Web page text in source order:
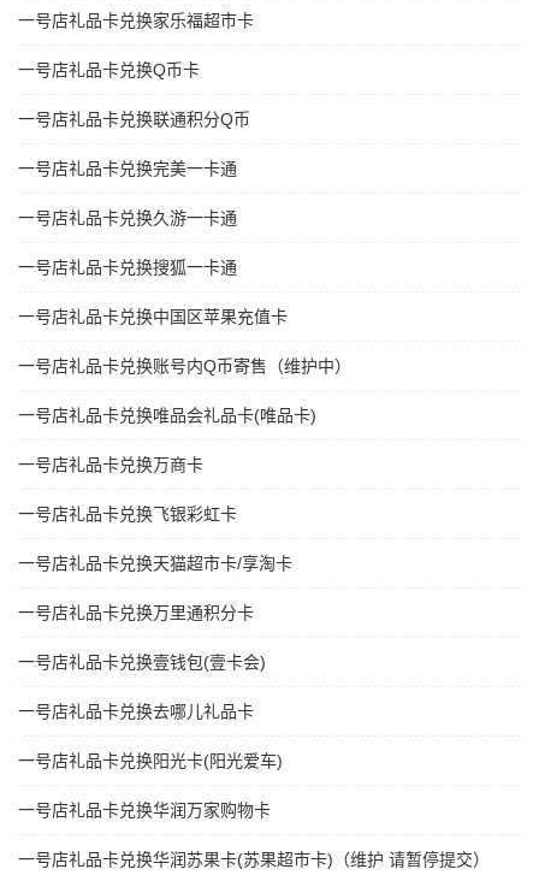
一号店礼品卡兑换家乐福超市卡
一号店礼品卡兑换Q币卡
一号店礼品卡兑换联通积分Q币
一号店礼品卡兑换完美一卡通
一号店礼品卡兑换久游一卡通
一号店礼品卡兑换搜狐一卡通
一号店礼品卡兑换中国区苹果充值卡
一号店礼品卡兑换账号内Q币寄售（维护中）
一号店礼品卡兑换唯品会礼品卡(唯品卡)
一号店礼品卡兑换万商卡
一号店礼品卡兑换飞银彩虹卡
一号店礼品卡兑换天猫超市卡/享淘卡
一号店礼品卡兑换万里通积分卡
一号店礼品卡兑换壹钱包(壹卡会)
一号店礼品卡兑换去哪儿礼品卡
一号店礼品卡兑换阳光卡(阳光爱车)
一号店礼品卡兑换华润万家购物卡
一号店礼品卡兑换华润苏果卡(苏果超市卡)（维护 请暂停提交）